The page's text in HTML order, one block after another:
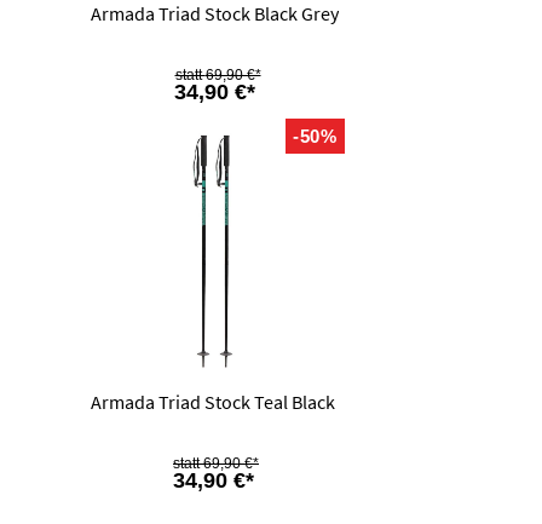
Armada Triad Stock Black Grey
34,90 €*
69,90 €*
-50%
Armada Triad Stock Teal Black
34,90 €*
69,90 €*